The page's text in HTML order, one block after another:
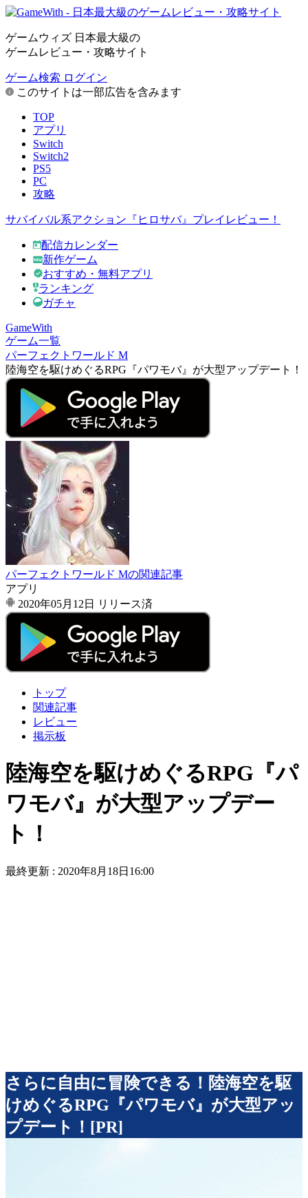
ゲームウィズ 日本最大級の
ゲームレビュー・攻略サイト
ゲーム検索 ログイン
このサイトは一部広告を含みます
TOP
アプリ
Switch
Switch2
PS5
PC
攻略
サバイバル系アクション『ヒロサバ』プレイレビュー！
配信カレンダー
新作ゲーム
おすすめ・無料アプリ
ランキング
ガチャ
GameWith
ゲーム一覧
パーフェクトワールド M
陸海空を駆けめぐるRPG『パワモバ』が大型アップデート！
パーフェクトワールド Mの関連記事
アプリ
2020年05月12日
リリース済
トップ
関連記事
レビュー
掲示板
陸海空を駆けめぐるRPG『パ
ワモバ』が大型アップデー
ト！
最終更新 : 2020年8月18日16:00
さらに自由に冒険できる！陸海空を駆
けめぐるRPG『パワモバ』が大型アッ
プデート！[PR]